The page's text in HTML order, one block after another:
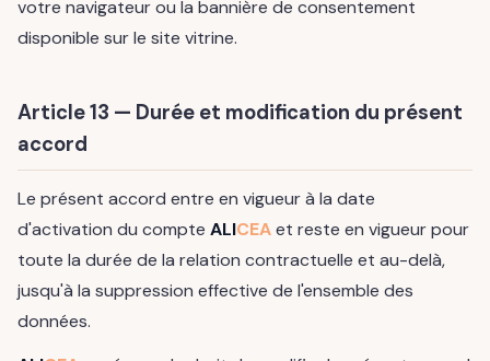
votre navigateur ou la bannière de consentement
disponible sur le site vitrine.
Article 13 — Durée et modification du présent
accord
Le présent accord entre en vigueur à la date
d'activation du compte ALICEAet reste en vigueur pour
toute la durée de la relation contractuelle et au-delà,
jusqu'à la suppression effective de l'ensemble des
données.